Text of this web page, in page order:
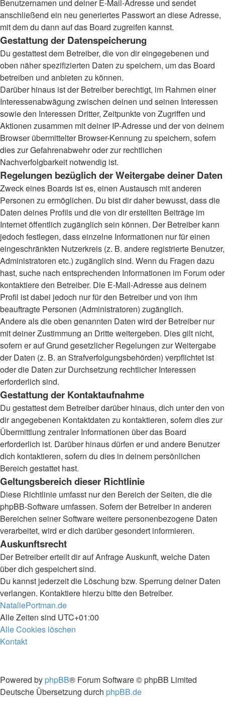
Benutzernamen und deiner E-Mail-Adresse und sendet
anschließend ein neu generiertes Passwort an diese Adresse,
mit dem du dann auf das Board zugreifen kannst.
Gestattung der Datenspeicherung
Du gestattest dem Betreiber, die von dir eingegebenen und
oben näher spezifizierten Daten zu speichern, um das Board
betreiben und anbieten zu können.
Darüber hinaus ist der Betreiber berechtigt, im Rahmen einer
Interessenabwägung zwischen deinen und seinen Interessen
sowie den Interessen Dritter, Zeitpunkte von Zugriffen und
Aktionen zusammen mit deiner IP-Adresse und der von deinem
Browser übermittelter Browser-Kennung zu speichern, sofern
dies zur Gefahrenabwehr oder zur rechtlichen
Nachverfolgbarkeit notwendig ist.
Regelungen bezüglich der Weitergabe deiner Daten
Zweck eines Boards ist es, einen Austausch mit anderen
Personen zu ermöglichen. Du bist dir daher bewusst, dass die
Daten deines Profils und die von dir erstellten Beiträge im
Internet öffentlich zugänglich sein können. Der Betreiber kann
jedoch festlegen, dass einzelne Informationen nur für einen
eingeschränkten Nutzerkreis (z. B. andere registrierte Benutzer,
Administratoren etc.) zugänglich sind. Wenn du Fragen dazu
hast, suche nach entsprechenden Informationen im Forum oder
kontaktiere den Betreiber. Die E-Mail-Adresse aus deinem
Profil ist dabei jedoch nur für den Betreiber und von ihm
beauftragte Personen (Administratoren) zugänglich.
Andere als die oben genannten Daten wird der Betreiber nur
mit deiner Zustimmung an Dritte weitergeben. Dies gilt nicht,
sofern er auf Grund gesetzlicher Regelungen zur Weitergabe
der Daten (z. B. an Strafverfolgungsbehörden) verpflichtet ist
oder die Daten zur Durchsetzung rechtlicher Interessen
erforderlich sind.
Gestattung der Kontaktaufnahme
Du gestattest dem Betreiber darüber hinaus, dich unter den von
dir angegebenen Kontaktdaten zu kontaktieren, sofern dies zur
Übermittlung zentraler Informationen über das Board
erforderlich ist. Darüber hinaus dürfen er und andere Benutzer
dich kontaktieren, sofern du dies in deinem persönlichen
Bereich gestattet hast.
Geltungsbereich dieser Richtlinie
Diese Richtlinie umfasst nur den Bereich der Seiten, die die
phpBB-Software umfassen. Sofern der Betreiber in anderen
Bereichen seiner Software weitere personenbezogene Daten
verarbeitet, wird er dich darüber gesondert informieren.
Auskunftsrecht
Der Betreiber erteilt dir auf Anfrage Auskunft, welche Daten
über dich gespeichert sind.
Du kannst jederzeit die Löschung bzw. Sperrung deiner Daten
verlangen. Kontaktiere hierzu bitte den Betreiber.
NataliePortman.de
Alle Zeiten sind UTC+01:00
Alle Cookies löschen
Kontakt
Powered by phpBB® Forum Software © phpBB Limited
Deutsche Übersetzung durch phpBB.de